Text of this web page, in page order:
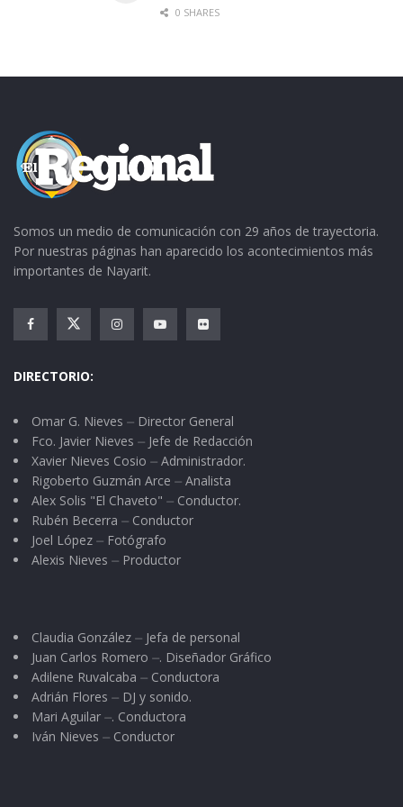
cambiar de aires para aceptar el ofrecimiento
0 SHARES
Somos un medio de comunicación con 29 años de trayectoria.
Por nuestras páginas han aparecido los acontecimientos más
importantes de Nayarit.
DIRECTORIO:
Omar G. Nieves ⏤ Director General
Fco. Javier Nieves ⏤ Jefe de Redacción
Xavier Nieves Cosio ⏤ Administrador.
Rigoberto Guzmán Arce ⏤ Analista
Alex Solis "El Chaveto" ⏤ Conductor.
Rubén Becerra ⏤ Conductor
Joel López ⏤ Fotógrafo
Alexis Nieves ⏤ Productor
Claudia González ⏤ Jefa de personal
Juan Carlos Romero ⏤. Diseñador Gráfico
Adilene Ruvalcaba ⏤ Conductora
Adrián Flores ⏤ DJ y sonido.
Mari Aguilar ⏤. Conductora
Iván Nieves ⏤ Conductor